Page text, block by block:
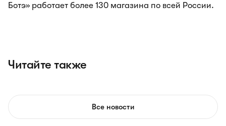
Ботэ» работает более 130 магазина по всей России.
Читайте также
Все новости